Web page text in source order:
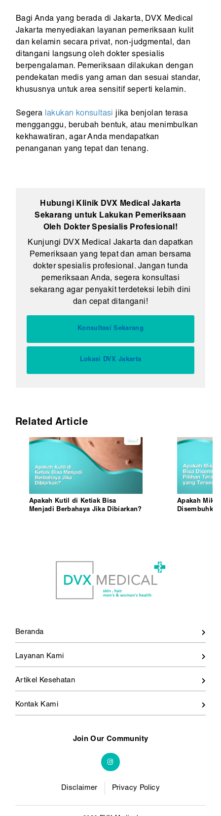
Bagi Anda yang berada di Jakarta, DVX Medical
Jakarta menyediakan layanan pemeriksaan kulit
dan kelamin secara privat, non-judgmental, dan
ditangani langsung oleh dokter spesialis
berpengalaman. Pemeriksaan dilakukan dengan
pendekatan medis yang aman dan sesuai standar,
khususnya untuk area sensitif seperti kelamin.
Segera lakukan konsultasi
jika benjolan terasa
mengganggu, berubah bentuk, atau menimbulkan
kekhawatiran, agar Anda mendapatkan
penanganan yang tepat dan tenang.
Hubungi Klinik DVX Medical Jakarta
Sekarang untuk Lakukan Pemeriksaan
Oleh Dokter Spesialis Profesional!
Kunjungi DVX Medical Jakarta dan dapatkan
Pemeriksaan yang tepat dan aman bersama
dokter spesialis profesional. Jangan tunda
pemeriksaan Anda, segera konsultasi
sekarang agar penyakit terdeteksi lebih dini
dan cepat ditangani!
Konsultasi Sekarang
Lokasi DVX Jakarta
Related Article
Apakah Kutil di Ketiak Bisa
Menjadi Berbahaya Jika Dibiarkan?
Apakah
Beranda
Layanan Kami
Artikel Kesehatan
Kontak Kami
Join Our Community
Disclaimer Privacy Policy